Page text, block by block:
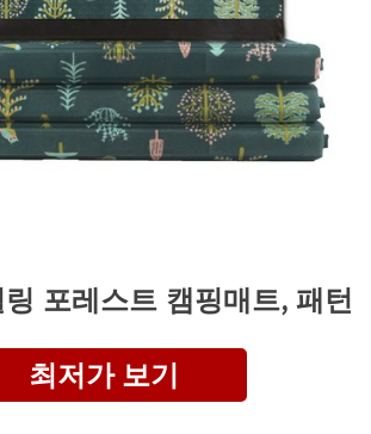
포레스트 캠핑매트, 패턴
최저가 보기